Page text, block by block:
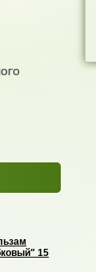
15